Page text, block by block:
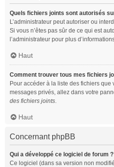
Quels fichiers joints sont autorisés
L’administrateur peut autoriser ou
Si vous n’êtes pas sûr de ce qui est
l’administrateur pour plus
Haut
Comment trouver tous mes fichiers
Pour accéder à la liste des fichiers
messages privés, allez dans votre
des fichiers joints.
Haut
Concernant phpBB
Qui a développé ce logiciel de forum ?
Ce logiciel (dans sa version non